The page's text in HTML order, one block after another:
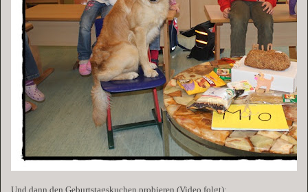
Und dann den Geburtstagskuchen probieren (Video folgt):